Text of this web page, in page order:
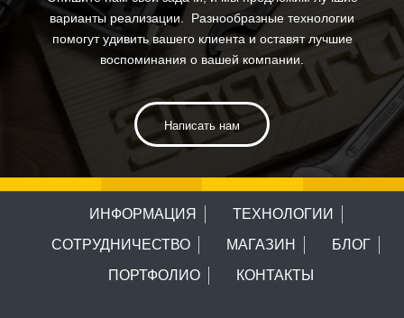
варианты реализации. Разнообразные технологии
помогут удивить вашего клиента и оставят лучшие
воспоминания о вашей компании.
Написать нам
ИНФОРМАЦИЯ
ТЕХНОЛОГИИ
СОТРУДНИЧЕСТВО
МАГАЗИН
БЛОГ
ПОРТФОЛИО
КОНТАКТЫ